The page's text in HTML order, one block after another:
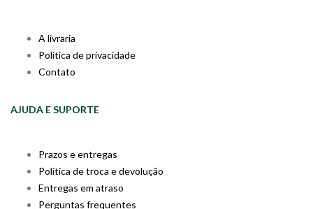
A livraria
Política de privacidade
Contato
AJUDA E SUPORTE
Prazos e entregas
Política de troca e devolução
Entregas em atraso
Perguntas frequentes